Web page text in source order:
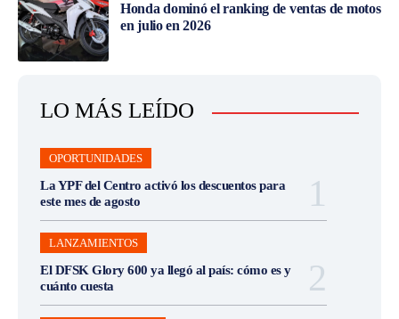
Honda dominó el ranking de ventas de motos
en julio en 2026
LO MÁS LEÍDO
OPORTUNIDADES
La YPF del Centro activó los descuentos para
este mes de agosto
LANZAMIENTOS
El DFSK Glory 600 ya llegó al país: cómo es y
cuánto cuesta